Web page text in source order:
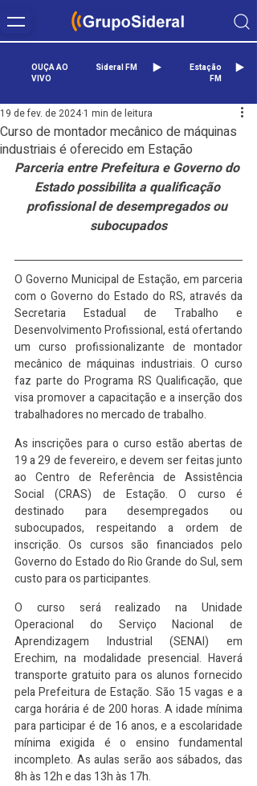
OUÇA AO
VIVO
Sideral FM
Estação
FM
Curso de montador mecânico de máquinas
industriais é oferecido em Estação
19 de fev. de 2024 1 min de leitura
Parceria entre Prefeitura e Governo do
Estado possibilita a qualificação
profissional de desempregados ou
subocupados
O Governo Municipal de Estação, em parceria
com o Governo do Estado do RS, através da
Secretaria Estadual de Trabalho e
Desenvolvimento Profissional, está ofertando
um curso profissionalizante de montador
mecânico de máquinas industriais. O curso
faz parte do Programa RS Qualificação, que
visa promover a capacitação e a inserção dos
trabalhadores no mercado de trabalho.
As inscrições para o curso estão abertas de
19 a 29 de fevereiro, e devem ser feitas junto
ao Centro de Referência de Assistência
Social (CRAS) de Estação. O curso é
destinado para desempregados ou
subocupados, respeitando a ordem de
inscrição. Os cursos são financiados pelo
Governo do Estado do Rio Grande do Sul, sem
custo para os participantes.
O curso será realizado na Unidade
Operacional do Serviço Nacional de
Aprendizagem Industrial (SENAI) em
Erechim, na modalidade presencial. Haverá
transporte gratuito para os alunos fornecido
pela Prefeitura de Estação. São 15 vagas e a
carga horária é de 200 horas. A idade mínima
para participar é de 16 anos, e a escolaridade
mínima exigida é o ensino fundamental
incompleto. As aulas serão aos sábados, das
8h às 12h e das 13h às 17h.